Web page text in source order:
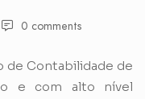
0 comments
de Contabilidade de
e com alto nível